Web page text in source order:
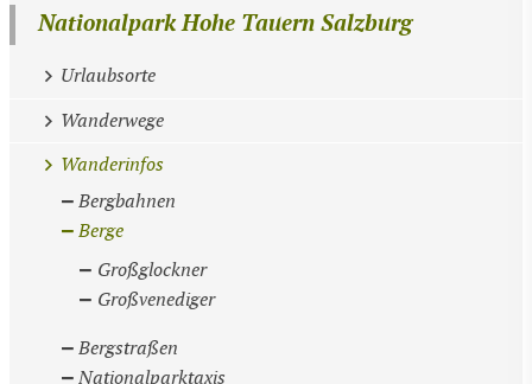
Nationalpark Hohe Tauern Salzburg
Urlaubsorte
Wanderwege
Wanderinfos
Bergbahnen
Berge
Großglockner
Großvenediger
Bergstraßen
Nationalparktaxis